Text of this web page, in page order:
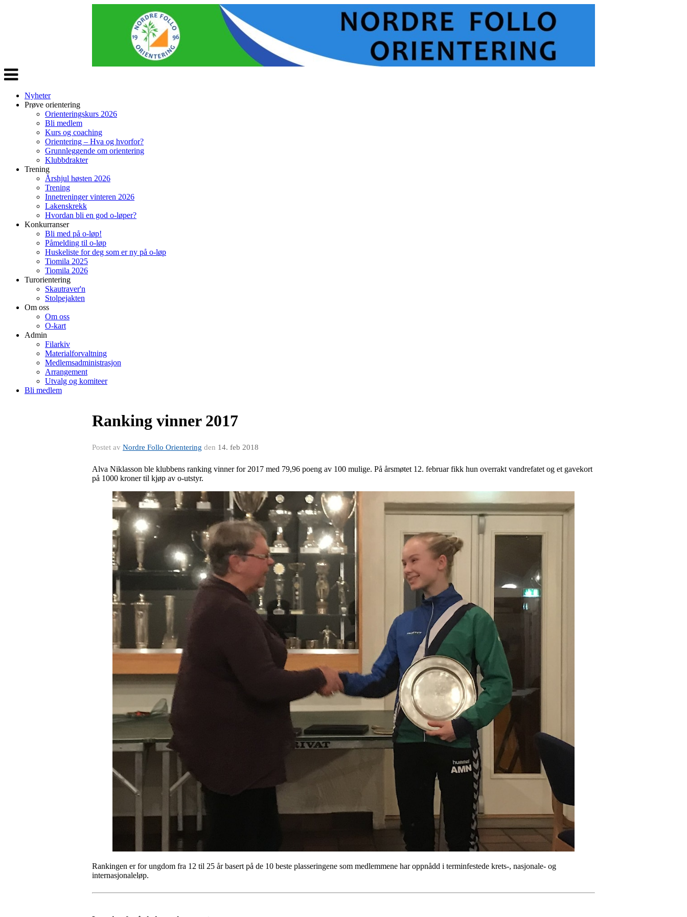
Veksle
navigasjon
Nyheter
Prøve orientering
Orienteringskurs 2026
Bli medlem
Kurs og coaching
Orientering – Hva og hvorfor?
Grunnleggende om orientering
Klubbdrakter
Trening
Årshjul høsten 2026
Trening
Innetreninger vinteren 2026
Lakenskrekk
Hvordan bli en god o-løper?
Konkurranser
Bli med på o-løp!
Påmelding til o-løp
Huskeliste for deg som er ny på o-løp
Tiomila 2025
Tiomila 2026
Turorientering
Skautraver'n
Stolpejakten
Om oss
Om oss
O-kart
Admin
Filarkiv
Materialforvaltning
Medlemsadministrasjon
Arrangement
Utvalg og komiteer
Bli medlem
Ranking vinner 2017
Postet av Nordre Follo Orientering den 14. feb 2018
Alva Niklasson ble klubbens ranking vinner for 2017 med 79,96 poeng av 100 mulige. På årsmøtet 12. februar fikk hun overrakt vandrefatet og et gavekort
på 1000 kroner til kjøp av o-utstyr.
Rankingen er for ungdom fra 12 til 25 år basert på de 10 beste plasseringene som medlemmene har oppnådd i terminfestede krets-, nasjonale- og
internasjonaleløp.